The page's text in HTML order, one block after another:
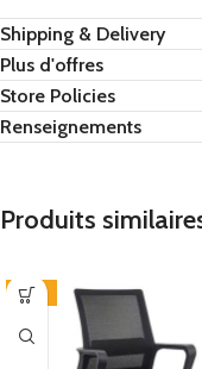
Shipping & Delivery
Plus d'offres
Store Policies
Renseignements
Produits
-13%